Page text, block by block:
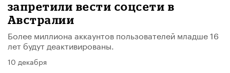
запретили вести соцсети в
Австралии
Более миллиона аккаунтов пользователей младше 16
лет будут деактивированы.
10 декабря